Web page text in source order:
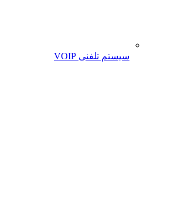
سیستم تلفنی VOIP